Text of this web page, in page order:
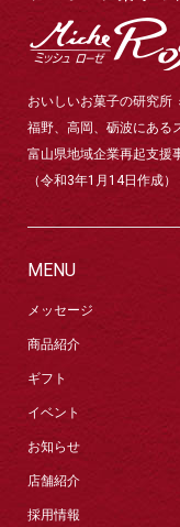
おいしいお菓子の研究所
福野、高岡、砺波にある
富山県地域企業再起支援
（令和3年1月14日作成）
MENU
メッセージ
商品紹介
ギフト
イベント
お知らせ
店舗紹介
採用情報